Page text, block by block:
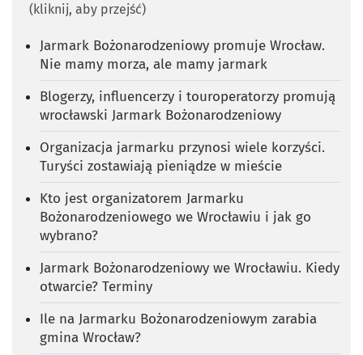
(kliknij, aby przejść)
Jarmark Bożonarodzeniowy promuje Wrocław.
Nie mamy morza, ale mamy jarmark
Blogerzy, influencerzy i touroperatorzy promują
wrocławski Jarmark Bożonarodzeniowy
Organizacja jarmarku przynosi wiele korzyści.
Turyści zostawiają pieniądze w mieście
Kto jest organizatorem Jarmarku
Bożonarodzeniowego we Wrocławiu i jak go
wybrano?
Jarmark Bożonarodzeniowy we Wrocławiu. Kiedy
otwarcie? Terminy
Ile na Jarmarku Bożonarodzeniowym zarabia
gmina Wrocław?